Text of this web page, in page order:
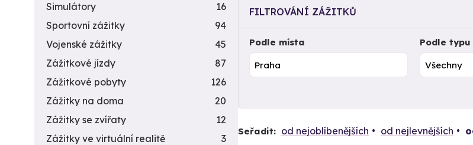
FILTROVÁNÍ ZÁŽITKŮ
Podle místa Podle typu
Seřadit: od nejoblíbenějších od nejlevnějších
Simulátory
16
Sportovní zážitky
94
Vojenské zážitky
45
Zážitkové jízdy
87
Zážitkové pobyty
126
Zážitky na doma
20
Zážitky se zvířaty
12
Zážitky ve virtuální realitě
3